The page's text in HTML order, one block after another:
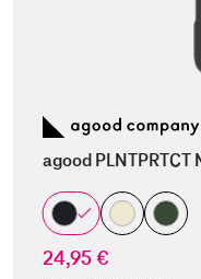
agood
24,95 €